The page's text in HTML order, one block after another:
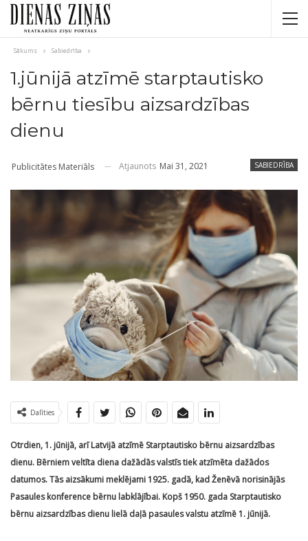
Sākums Sabiedrība
1.jūnijā atzīmē starptautisko
bērnu tiesību aizsardzības
dienu
SABIEDRĪBA
Publicitātes Materiāls Atjaunots Mai 31, 2021
Dalīties
Otrdien, 1. jūnijā, arī Latvijā atzīmē Starptautisko bērnu aizsardzības
dienu. Bērniem veltīta diena dažādās valstīs tiek atzīmēta dažādos
datumos. Tās aizsākumi meklējami 1925. gadā, kad Ženēvā norisinājās
Pasaules konference bērnu labklājībai. Kopš 1950. gada Starptautisko
bērnu aizsardzības dienu lielā daļā pasaules valstu atzīmē 1. jūnijā.